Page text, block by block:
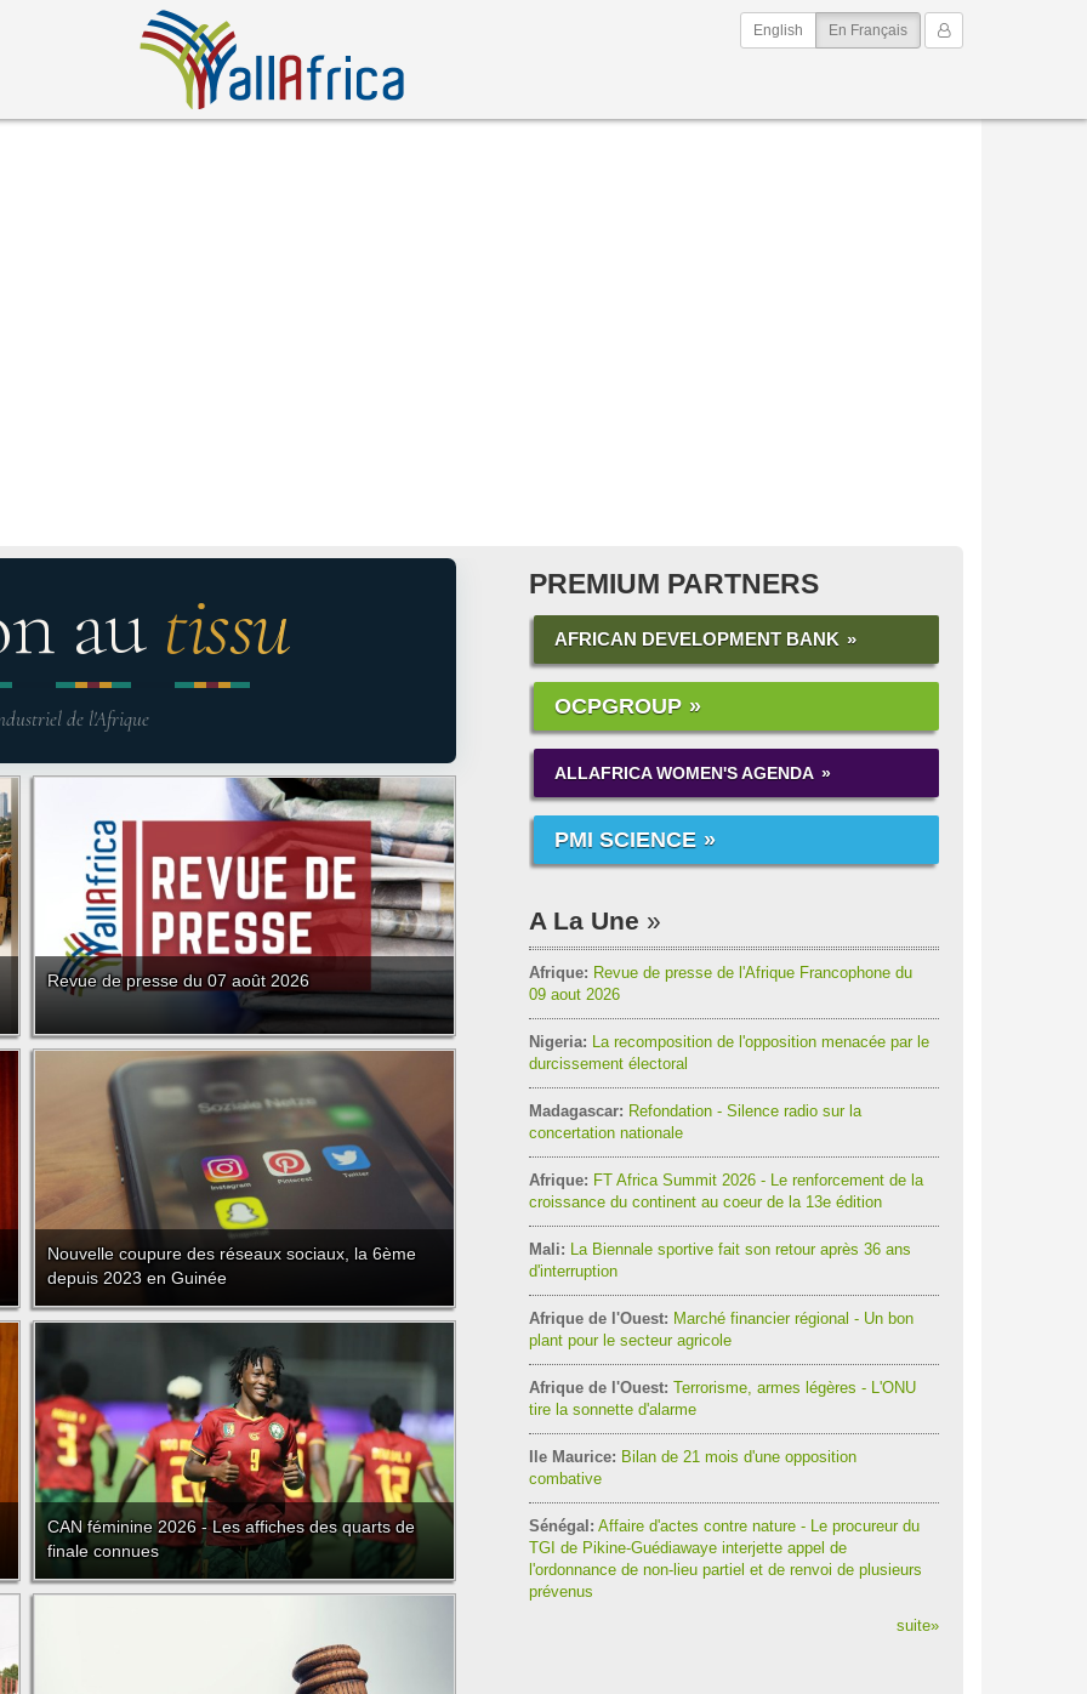
Mon Compte
English En Français(current)
au tissu
de l'Afrique
Revue de presse du 07 août 2026
Nouvelle coupure des réseaux sociaux, la 6ème
depuis 2023 en Guinée
CAN féminine 2026 - Les affiches des quarts de
finale connues
PREMIUM PARTNERS
AFRICAN DEVELOPMENT BANK
OCPGROUP
ALLAFRICA WOMEN'S AGENDA
PMI SCIENCE
A La Une
Afrique: Revue de presse de l'Afrique Francophone du
09 aout 2026
Nigeria: La recomposition de l'opposition menacée par le
durcissement électoral
Madagascar: Refondation - Silence radio sur la
concertation nationale
Afrique: FT Africa Summit 2026 - Le renforcement de la
croissance du continent au coeur de la 13e édition
Mali: La Biennale sportive fait son retour après 36 ans
d'interruption
Afrique de l'Ouest: Marché financier régional - Un bon
plant pour le secteur agricole
Afrique de l'Ouest: Terrorisme, armes légères - L'ONU
tire la sonnette d'alarme
Ile Maurice: Bilan de 21 mois d'une opposition
combative
Sénégal: Affaire d'actes contre nature - Le procureur du
TGI de Pikine-Guédiawaye interjette appel de
l'ordonnance de non-lieu partiel et de renvoi de plusieurs
prévenus
suite»